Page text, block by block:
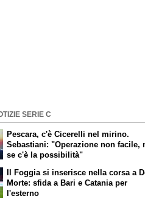
SERIE C
Pescara, c'è Cicerelli nel mirino.
Sebastiani: "Operazione non facile,
se c'è la possibilità"
Il Foggia si inserisce nella corsa a
Morte: sfida a Bari e Catania per
l'esterno